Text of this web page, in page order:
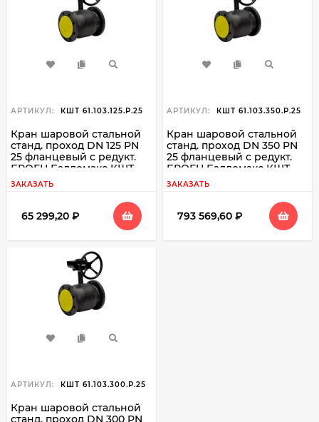
АРТИКУЛ: КШТ 61.103.125.Р.25
Кран шаровой стальной
станд. проход DN 125 PN
25 фланцевый с редукт.
БРОЕН Балломакс КШТ
61.103.125
ЗАКАЗАТЬ
65 299,20 ₽
АРТИКУЛ: КШТ 61.103.350.Р.25
Кран шаровой стальной
станд. проход DN 350 PN
25 фланцевый с редукт.
БРОЕН Балломакс КШТ
61.103.350
ЗАКАЗАТЬ
793 569,60 ₽
АРТИКУЛ: КШТ 61.103.300.Р.25
Кран шаровой стальной
станд. проход DN 300 PN